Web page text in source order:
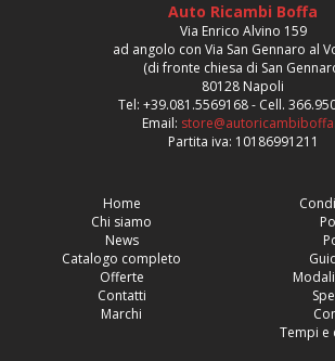
Auto Ricambi Boffa
Via Enrico Alvino 159
ad angolo con Via San Gennaro al
(di fronte chiesa di San
80128 Napoli
Tel: +39.081.5569168 - Cell.
Email:
Partita iva: 10186991211
Home
Chi siamo
News
Catalogo completo
Offerte
Contatti
Marchi
Tempi e